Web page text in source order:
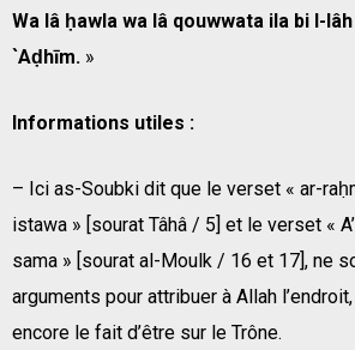
Wa lâ ḥawla wa lâ qouwwata ila bi l-
`Aḍhīm. »
Informations utiles :
– Ici as-Soubki dit que le verset « ar-
istawa » [sourat Tâhâ / 5] et le verset «
sama » [sourat al-Moulk / 16 et 17], ne
arguments pour attribuer à Allah
encore le fait d’être sur le Trône.